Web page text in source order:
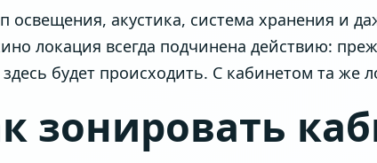
освещения, акустика, система хранения и
локация всегда подчинена действию:
будет происходить. С кабинетом та же
зонировать